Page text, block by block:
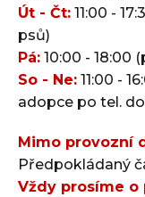
Út - Čt: 11:00 -
psů)
Pá: 10:00 - 18:00
So - Ne: 11:00 -
adopce po tel.
Mimo provozní
Předpokládaný
Vždy prosíme